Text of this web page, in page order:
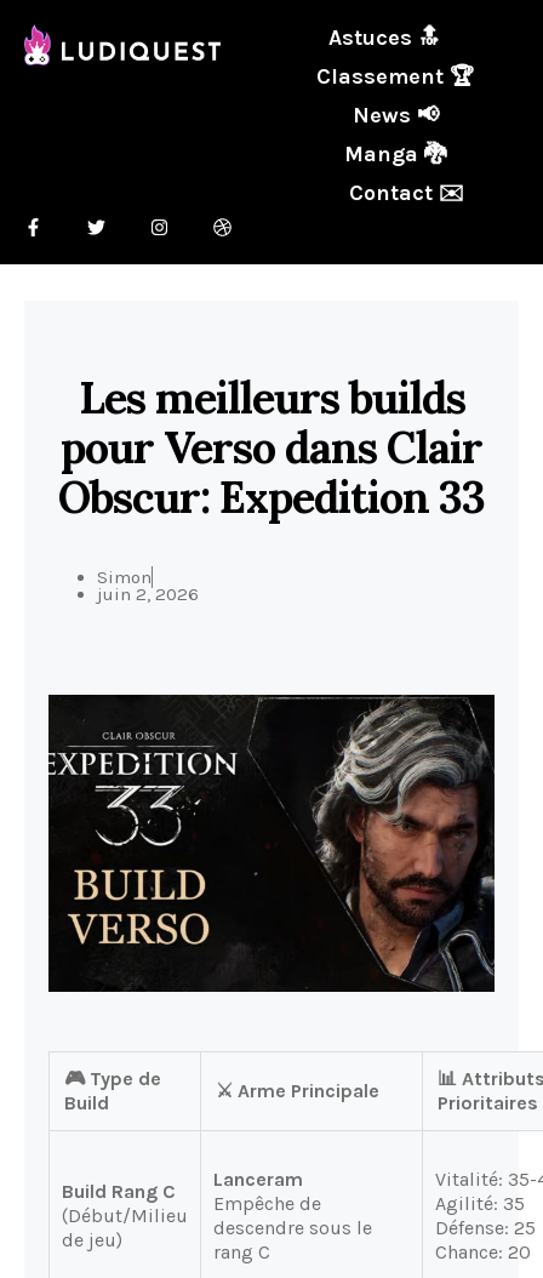
Astuces 🔝
Classement 🏆
News 📢
Manga 🐉
Contact ✉️
Les meilleurs builds
pour Verso dans Clair
Obscur: Expedition 33
Simon
juin 2, 2026
🎮 Type de
Build
⚔️ Arme Principale
📊
Prioritaires
Build Rang C
(Début/Milieu
de jeu)
Lanceram
Empêche de
descendre sous le
rang C
Vitalité: 35-
Agilité: 35
Défense: 25
Chance: 20